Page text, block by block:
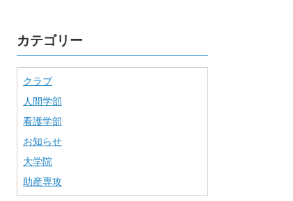
カテゴリー
クラブ
人間学部
看護学部
お知らせ
大学院
助産専攻